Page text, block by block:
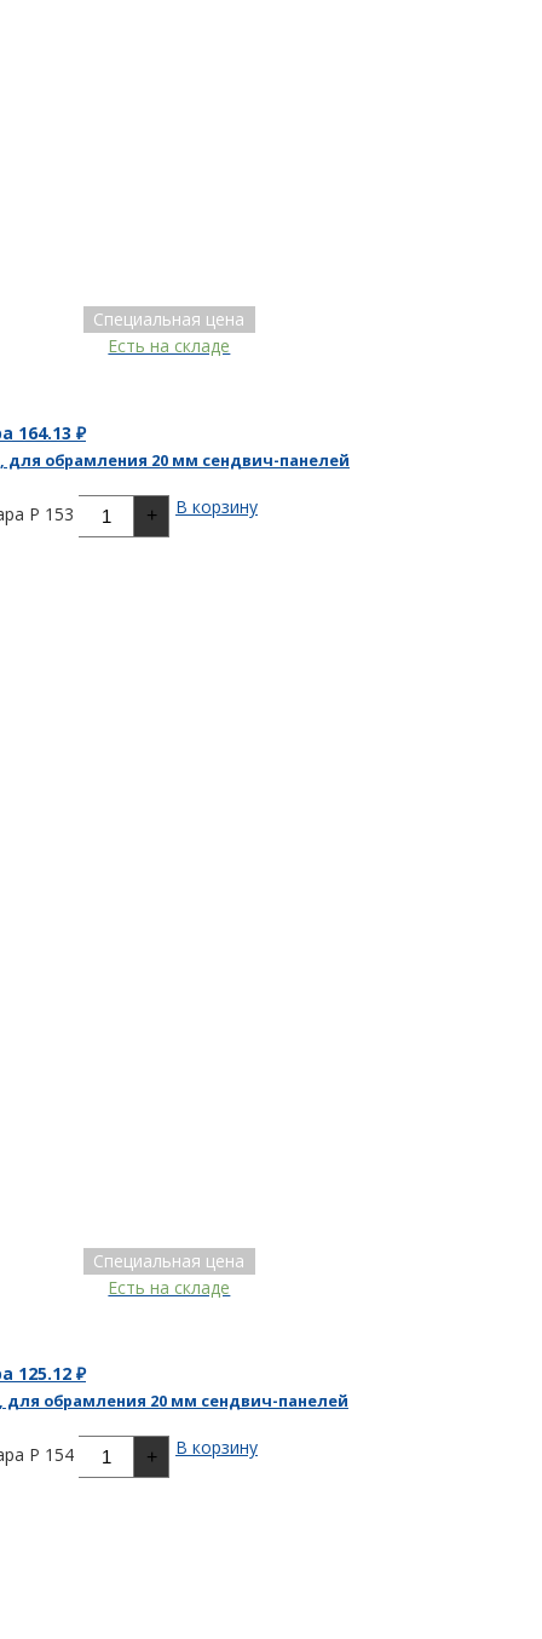
Специальная цена
Есть на складе
164.13 ₽
для обрамления 20 мм сендвич-панелей
P 153 + В корзину
Специальная цена
Есть на складе
125.12 ₽
для обрамления 20 мм сендвич-панелей
P 154 + В корзину